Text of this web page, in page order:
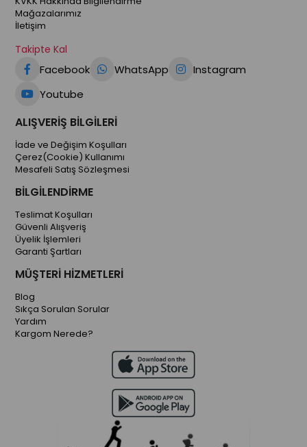
Mağazalarımız
İletişim
Takipte Kal
Facebook WhatsApp
Instagram
Youtube
ALIŞVERİŞ BİLGİLERİ
İade ve Değişim Koşulları
Çerez(Cookie) Kullanımı
Mesafeli Satış Sözleşmesi
BİLGİLENDİRME
Teslimat Koşulları
Güvenli Alışveriş
Üyelik İşlemleri
Garanti Şartları
MÜŞTERİ HİZMETLERİ
Blog
Sıkça Sorulan Sorular
Yardım
Kargom Nerede?